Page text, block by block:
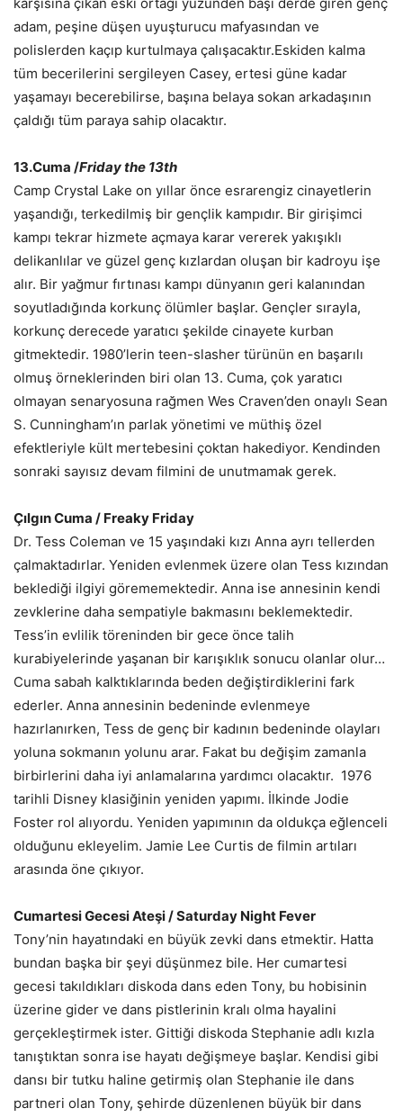
adam, peşine düşen uyuşturucu mafyasından ve
polislerden kaçıp kurtulmaya çalışacaktır.Eskiden kalma
tüm becerilerini sergileyen Casey, ertesi güne kadar
yaşamayı becerebilirse, başına belaya sokan arkadaşının
çaldığı tüm paraya sahip olacaktır.
13.Cuma /Friday the 13th
Camp Crystal Lake on yıllar önce esrarengiz cinayetlerin
yaşandığı, terkedilmiş bir gençlik kampıdır. Bir girişimci
kampı tekrar hizmete açmaya karar vererek yakışıklı
delikanlılar ve güzel genç kızlardan oluşan bir kadroyu işe
alır. Bir yağmur fırtınası kampı dünyanın geri kalanından
soyutladığında korkunç ölümler başlar. Gençler sırayla,
korkunç derecede yaratıcı şekilde cinayete kurban
gitmektedir. 1980’lerin teen-slasher türünün en başarılı
olmuş örneklerinden biri olan 13. Cuma, çok yaratıcı
olmayan senaryosuna rağmen Wes Craven’den onaylı Sean
S. Cunningham’ın parlak yönetimi ve müthiş özel
efektleriyle kült mertebesini çoktan hakediyor. Kendinden
sonraki sayısız devam filmini de unutmamak gerek.
Çılgın Cuma / Freaky Friday
Dr. Tess Coleman ve 15 yaşındaki kızı Anna ayrı tellerden
çalmaktadırlar. Yeniden evlenmek üzere olan Tess kızından
beklediği ilgiyi görememektedir. Anna ise annesinin kendi
zevklerine daha sempatiyle bakmasını beklemektedir.
Tess’in evlilik töreninden bir gece önce talih
kurabiyelerinde yaşanan bir karışıklık sonucu olanlar olur…
Cuma sabah kalktıklarında beden değiştirdiklerini fark
ederler. Anna annesinin bedeninde evlenmeye
hazırlanırken, Tess de genç bir kadının bedeninde olayları
yoluna sokmanın yolunu arar. Fakat bu değişim zamanla
birbirlerini daha iyi anlamalarına yardımcı olacaktır. 1976
tarihli Disney klasiğinin yeniden yapımı. İlkinde Jodie
Foster rol alıyordu. Yeniden yapımının da oldukça eğlenceli
olduğunu ekleyelim. Jamie Lee Curtis de filmin artıları
arasında öne çıkıyor.
Cumartesi Gecesi Ateşi /Saturday Night Fever
Tony’nin hayatındaki en büyük zevki dans etmektir. Hatta
bundan başka bir şeyi düşünmez bile. Her cumartesi
gecesi takıldıkları diskoda dans eden Tony, bu hobisinin
üzerine gider ve dans pistlerinin kralı olma hayalini
gerçekleştirmek ister. Gittiği diskoda Stephanie adlı kızla
tanıştıktan sonra ise hayatı değişmeye başlar. Kendisi gibi
dansı bir tutku haline getirmiş olan Stephanie ile dans
partneri olan Tony, şehirde düzenlenen büyük bir dans